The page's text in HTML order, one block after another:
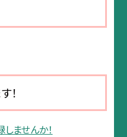
！
ませんか！